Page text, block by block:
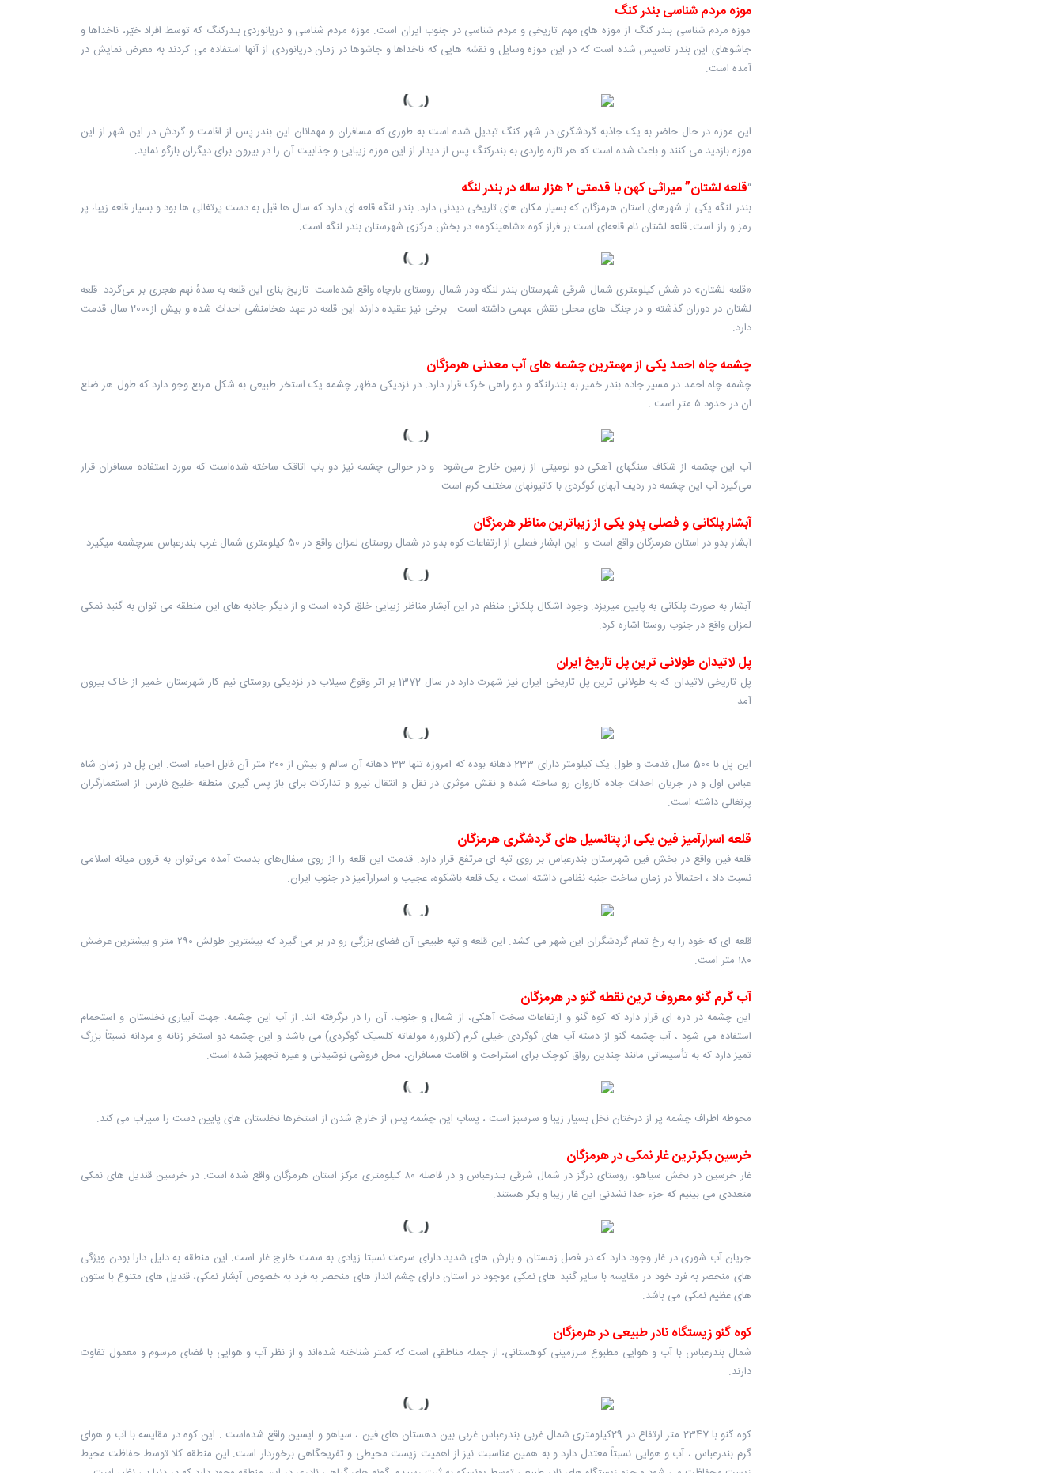
موزه مردم شناسی بندر کنگ
موزه مردم شناسی بندر کنگ از موزه های مهم تاریخی و مردم شناسی در جنوب ایران است. موزه مردم شناسی و دریانوردی بندرکنگ که توسط افراد خیّر، ناخداها و
جاشوهای این بندر تاسیس شده است که در این موزه وسایل و نقشه هایی که ناخداها و جاشوها در زمان دریانوردی از آنها استفاده می کردند به معرض نمایش در
آمده است.
این موزه در حال حاضر به یک جاذبه گردشگری در شهر کنگ تبدیل شده است به طوری که مسافران و مهمانان این بندر پس از اقامت و گردش در این شهر از این
موزه بازدید می کنند و باعث شده است که هر تازه واردی به بندرکنگ پس از دیدار از این موزه زیبایی و جذابیت آن را در بیرون برای دیگران بازگو نماید.
“قلعه لشتان” میراثی کهن با قدمتی ۲ هزار ساله در بندر لنگه
بندر لنگه یکی از شهرهای استان هرمزگان که بسیار مکان های تاریخی دیدنی دارد. بندر لنگه قلعه ای دارد که سال ها قبل به دست پرتغالی ها بود و بسیار قلعه زیبا، پر
رمز و راز است. قلعه لشتان نام قلعه‌ای است بر فراز کوه «شاهینکوه» در بخش مرکزی شهرستان بندر لنگه است.
«قلعه لشتان» در شش کیلومتری شمال شرقی شهرستان بندر لنگه ودر شمال روستای بارچاه واقع شده‌است. تاریخ بنای این قلعه به سدهٔ نهم هجری بر می‌گردد. قلعه
لشتان در دوران گذشته و در جنگ های محلی نقش مهمی داشته ‌است. برخی نیز عقیده دارند این قلعه در عهد هخامنشی احداث شده و بیش از2000 سال قدمت
دارد.
چشمه چاه احمد یکی از مهمترین چشمه های آب معدنی هرمزگان
چشمه چاه احمد در مسیر جاده بندر خمیر به بندرلنگه و دو راهی خرک قرار دارد. در نزدیکی مظهر چشمه یک استخر طبیعی به شکل مربع وجو دارد که طول هر ضلع
ان در حدود ۵ متر است .
آب این چشمه از شکاف سنگهای آهکی دو لومیتی از زمین خارج می‌شود و در حوالی چشمه نیز دو باب اتاقک ساخته شده‌است که مورد استفاده مسافران قرار
می‌گیرد آب این چشمه در ردیف آبهای گوگردی با کاتیونهای مختلف گرم است .
آبشار پلکانی و فصلی بِدو یکی از زیباترین مناظر هرمزگان
آبشار بدو در استان هرمزگان واقع است و این آبشار فصلی از ارتفاعات کوه بدو در شمال روستای لمزان واقع در 50 کیلومتری شمال غرب بندرعباس سرچشمه میگیرد.
آبشار به صورت پلکانی به پایین میریزد. وجود اشکال پلکانی منظم در این آبشار مناظر زیبایی خلق کرده است و از دیگر جاذبه های این منطقه می توان به گنبد نمکی
لمزان واقع در جنوب روستا اشاره کرد.
پل لاتیدان طولانی ترین پل تاریخ ایران
پل تاریخی لاتیدان که به طولانی ‌ترین پل تاریخی ایران نیز شهرت دارد در سال 1372 بر اثر وقوع سیلاب در نزدیکی روستای نیم کار شهرستان خمیر از خاک بیرون
آمد.
این پل با 500 سال قدمت و طول یک کیلومتر دارای 233 دهانه بوده که امروزه تنها 33 دهانه آن سالم و بیش از 200 متر آن قابل احیاء است. این پل در زمان شاه
عباس اول و در جریان احداث جاده کاروان رو ساخته شده و نقش موثری در نقل و انتقال نیرو و تدارکات برای باز پس گیری منطقه خلیج فارس از استعمارگران
پرتغالی داشته است.
قلعه اسرارآمیز فین یکی از پتانسیل های گردشگری هرمزگان
قلعه فین واقع در بخش فین شهرستان بندرعباس بر روی تپه ای مرتفع قرار دارد. قدمت این قلعه را از روی سفال‌های بدست آمده می‌توان به قرون میانه اسلامی
نسبت داد ، احتمالاً در زمان ساخت جنبه نظامی داشته ‌است ، یک قلعه باشکوه، عجیب و اسرارآمیز در جنوب ایران.
قلعه ای که خود را به رخ تمام گردشگران این شهر می کشد. این قلعه و تپه طبیعی آن فضای بزرگی رو در بر می گیرد که بیشترین طولش ۲۹۰ متر و بیشترین عرضش
۱۸۰ متر است.
آب گرم گنو معروف ترین نقطه گنو در هرمزگان
این چشمه در دره ای قرار دارد که کوه گنو و ارتفاعات سخت آهکی، از شمال و جنوب، آن را در برگرفته اند. از آب این چشمه، جهت آبیاری نخلستان و استحمام
استفاده می شود ، آب چشمه گنو از دسته آب های گوگردی خیلی گرم (کلروره مولفاته کلسیک گوگردی) می باشد و ‏این چشمه دو استخر زنانه و مردانه نسبتاً بزرگ
تمیز دارد که به تأسیساتی مانند چندین رواق کوچک برای استراحت و اقامت مسافران، محل فروشی نوشیدنی و غیره تجهیز شده است.
محوطه اطراف چشمه پر از درختان نخل بسیار زیبا و سرسبز است ، پساب این چشمه پس از خارج شدن از استخرها نخلستان های پایین دست را سیراب می کند.
خرسین بکرترین غار نمکی در هرمزگان
غار خرسین در بخش سیاهو، روستای درگز در شمال شرقی بندرعباس و در فاصله ٨٠ کیلومتری مرکز استان هرمزگان واقع شده است. در خرسین قندیل های نمکی
متعددی می بینیم که جزء جدا نشدنی این غار زیبا و بکر هستند.
جریان آب شوری در غار وجود دارد که در فصل زمستان و بارش های شدید دارای سرعت نسبتا زیادی به سمت خارج غار است. این منطقه به دلیل دارا بودن ویژگی
های منحصر به فرد خود در مقایسه با سایر گنبد های نمکی موجود در استان دارای چشم انداز های منحصر به فرد به خصوص آبشار نمکی، قندیل های متنوع با ستون
های عظیم نمکی می باشد.
کوه گنو زیستگاه نادر طبیعی در هرمزگان
شمال بندرعباس با آب و هوایی مطبوع سرزمینی کوهستانی، از جمله مناطقی است که کمتر شناخته شده‌اند و از نظر آب و هوایی با فضای مرسوم و معمول تفاوت
دارند.
کوه گنو با 2347 متر ارتفاع در 29کیلومتری شمال غربی بندرعباس غربی بین دهستان های فین ، سیاهو و ایسین واقع شده‌است . این کوه در مقایسه با آب و هوای
گرم بندرعباس ، آب و هوایی نسبتاً معتدل دارد و به همین مناسبت نیز از اهمیت زیست محیطی و تفریحگاهی برخوردار است. این منطقه کلا توسط حفاظت محیط